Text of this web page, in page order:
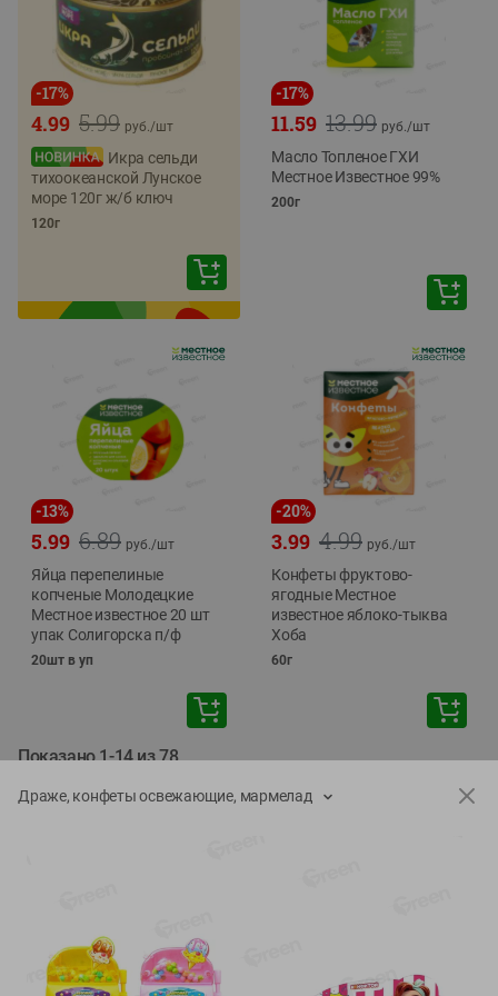
-17%
5.99
4.99 руб./шт
Икра сельди
тихоокеанской Лунское
море 120г ж/б ключ
120г
-17%
13.99
11.59 руб./шт
Масло Топленое ГХИ
Местное Известное 99%
200г
-13%
6.89
5.99 руб./шт
Яйца перепелиные
копченые Молодецкие
Местное известное 20 шт
упак Солигорска п/ф
20шт в уп
-20%
4.99
3.99 руб./шт
Конфеты фруктово-
ягодные Местное
известное яблоко-тыква
Хоба
60г
Показано 1-14 из 78
Специально для вас
Драже, конфеты освежающие, мармелад